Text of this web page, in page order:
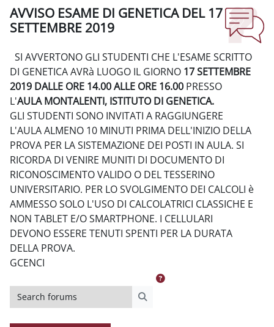
AVVISO ESAME DI GENETICA DEL 17
SETTEMBRE 2019
SI AVVERTONO GLI STUDENTI CHE L'ESAME SCRITTO
DI GENETICA AVRà LUOGO IL GIORNO 17 SETTEMBRE
2019 DALLE ORE 14.00 ALLE ORE 16.00 PRESSO
L'AULA MONTALENTI, ISTITUTO DI GENETICA.
GLI STUDENTI SONO INVITATI A RAGGIUNGERE
L'AULA ALMENO 10 MINUTI PRIMA DELL'INIZIO DELLA
PROVA PER LA SISTEMAZIONE DEI POSTI IN AULA. SI
RICORDA DI VENIRE MUNITI DI DOCUMENTO DI
RICONOSCIMENTO VALIDO O DEL TESSERINO
UNIVERSITARIO. PER LO SVOLGIMENTO DEI CALCOLI è
AMMESSO SOLO L'USO DI CALCOLATRICI CLASSICHE E
NON TABLET E/O SMARTPHONE. I CELLULARI
DEVONO ESSERE TENUTI SPENTI PER LA DURATA
DELLA PROVA.
GCENCI
Search forums